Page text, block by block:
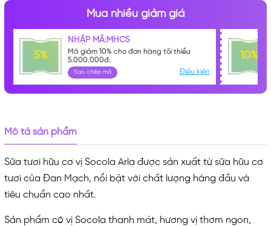
Mua nhiều giảm giá
5%
NHẬP MÃ:MHC5
Mã giảm 10% cho đơn hàng tối thiểu
5.000.000đ.
Sao chép mã Điều kiện
10%
Mô tả sản phẩm
Sữa tươi hữu cơ vị Socola Arla được sản xuất từ sữa hữu cơ
tươi của Đan Mạch, nổi bật với chất lượng hàng đầu và
tiêu chuẩn cao nhất.
Sản phẩm có vị Socola thanh mát, hương vị thơm ngon,